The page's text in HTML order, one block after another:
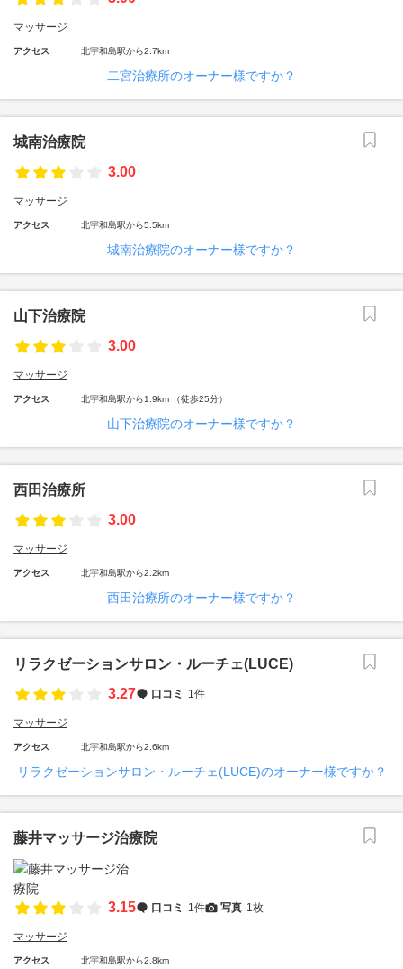
マッサージ
アクセス 北宇和島駅から2.7km
二宮治療所のオーナー様ですか？
城南治療院
3.00
マッサージ
アクセス 北宇和島駅から5.5km
城南治療院のオーナー様ですか？
山下治療院
3.00
マッサージ
アクセス 北宇和島駅から1.9km （徒歩25分）
山下治療院のオーナー様ですか？
西田治療所
3.00
マッサージ
アクセス 北宇和島駅から2.2km
西田治療所のオーナー様ですか？
リラクゼーションサロン・ルーチェ(LUCE)
3.27
口コミ 1件
マッサージ
アクセス 北宇和島駅から2.6km
リラクゼーションサロン・ルーチェ(LUCE)のオーナー様ですか？
藤井マッサージ治療院
3.15 口コミ 1件 写真 1枚
マッサージ
アクセス 北宇和島駅から2.8km